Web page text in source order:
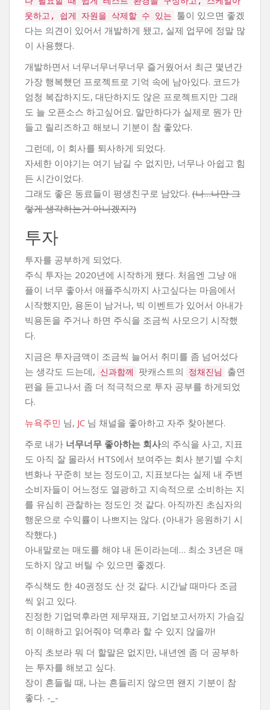
웃하고, 쉽게 자원을 삭제할 수 있는
툴이 있으면 좋겠
다는 의견이 있어서 개발하게 됐고, 실제 업무에 정말 많
이 사용했다.
개발하면서 너무너무너무너무 즐거웠어서 최근 몇년간
가장 행복했던 프로젝트로 기억 속에 남아있다. 코드가
엄청 복잡하지도, 대단하지도 않은 프로젝트지만 그래
도 늘 오픈소스 하고싶어요. 말만하다가 실제로 뭔가 만
들고 릴리즈하고 해보니 기분이 참 좋았다.
그런데, 이 회사를 퇴사하게 되었다.
자세한 이야기는 여기 남길 수 없지만, 너무나 아쉽고 힘
든 시간이었다.
그래도 좋은 동료들이 평생친구로 남았다. (나…나만 그
렇게 생각하는거 아니겠지?)
투자
투자를 공부하게 되었다.
주식 투자는 2020년에 시작하게 됐다. 처음엔 그냥 애
플이 너무 좋아서 애플주식까지 사고싶다는 마음에서
시작했지만, 용돈이 남거나, 빅 이벤트가 있어서 아내가
빅용돈을 주거나 하면 주식을 조금씩 사모으기 시작했
다.
지금은 투자금액이 조금씩 늘어서 취미를 좀 넘어섰다
는 생각도 드는데,
신과함께 팟캐스트의 정채진님
출연
편을 듣고나서 좀 더 적극적으로 투자 공부를 하게되었
다.
뉴욕주민 님, JC 님 채널을 좋아하고 자주 찾아본다.
주로 내가 너무너무 좋아하는 회사의 주식을 사고, 지표
도 아직 잘 몰라서 HTS에서 보여주는 회사 분기별 수치
변화나 꾸준히 보는 정도이고, 지표보다는 실제 내 주변
소비자들이 어느정도 열광하고 지속적으로 소비하는 지
를 유심히 관찰하는 정도인 것 같다. 아직까진 초심자의
행운으로 수익률이 나쁘지는 않다. (아내가 응원하기 시
작했다.)
아내말로는 매도를 해야 내 돈이라는데… 최소 3년은 매
도하지 않고 버틸 수 있으면 좋겠다.
주식책도 한 40권정도 산 것 같다. 시간날 때마다 조금
씩 읽고 있다.
진정한 기업덕후라면 제무재표, 기업보고서까지 가슴깊
히 이해하고 읽어줘야 덕후라 할 수 있지 않을까!
아직 초보라 뭐 더 할말은 없지만, 내년엔 좀 더 공부하
는 투자를 해보고 싶다.
장이 흔들릴 때, 나는 흔들리지 않으면 왠지 기분이 참
좋다. -_-